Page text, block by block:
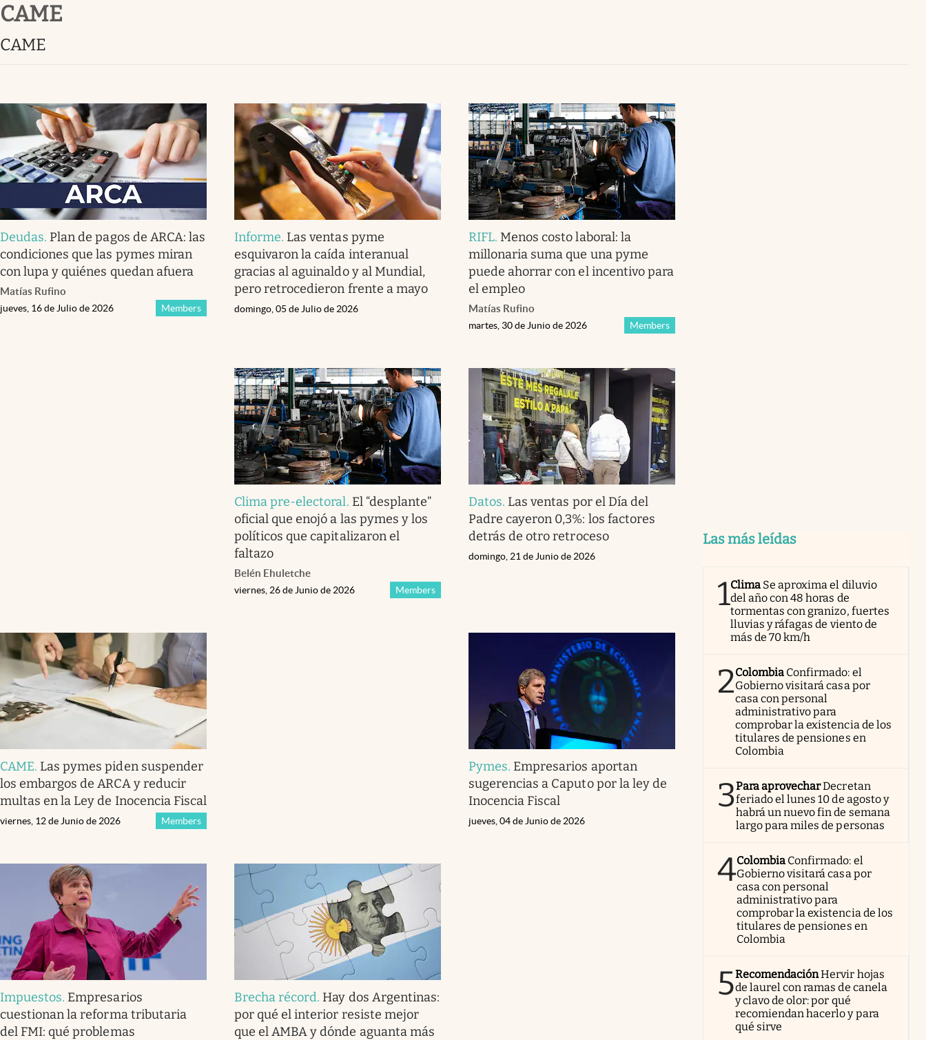
Infotechnology
Eventos Corporativos
El Cronista Studio
Mediakit
abre en nueva pestaña
CAME
CAME
Deudas. Plan de pagos de ARCA: las
condiciones que las pymes miran
con lupa y quiénes quedan afuera
Matías Rufino
Members
jueves, 16 de Julio de 2026
Informe. Las ventas pyme
esquivaron la caída interanual
gracias al aguinaldo y al Mundial,
pero retrocedieron frente a mayo
domingo, 05 de Julio de 2026
RIFL. Menos costo laboral: la
millonaria suma que una pyme
puede ahorrar con el incentivo para
el empleo
Matías Rufino
Members
martes, 30 de Junio de 2026
Clima pre-electoral. El “desplante”
oficial que enojó a las pymes y los
políticos que capitalizaron el
faltazo
Belén Ehuletche
Members
viernes, 26 de Junio de 2026
Datos. Las ventas por el Día del
Padre cayeron 0,3%: los factores
detrás de otro retroceso
domingo, 21 de Junio de 2026
CAME. Las pymes piden suspender
los embargos de ARCA y reducir
multas en la Ley de Inocencia Fiscal
Members
viernes, 12 de Junio de 2026
Pymes. Empresarios aportan
sugerencias a Caputo por la ley de
Inocencia Fiscal
jueves, 04 de Junio de 2026
Impuestos. Empresarios
cuestionan la reforma tributaria
del FMI: qué problemas
Brecha récord. Hay dos Argentinas:
por qué el interior resiste mejor
que el AMBA y dónde aguanta más
Las más leídas
1Clima Se aproxima el diluvio
del año con 48 horas de
tormentas con granizo, fuertes
lluvias y ráfagas de viento de
más de 70 km/h
2Colombia Confirmado: el
Gobierno visitará casa por
casa con personal
administrativo para
comprobar la existencia de los
titulares de pensiones en
Colombia
3Para aprovecharDecretan
feriado el lunes 10 de agosto y
habrá un nuevo fin de semana
largo para miles de personas
4Colombia Confirmado: el
Gobierno visitará casa por
casa con personal
administrativo para
comprobar la existencia de los
titulares de pensiones en
Colombia
5RecomendaciónHervir hojas
de laurel con ramas de canela
y clavo de olor: por qué
recomiendan hacerlo y para
qué sirve